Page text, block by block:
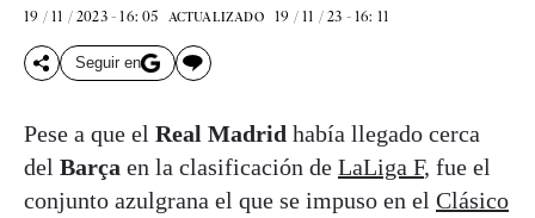
19 / 11 / 2023 - 16: 05 ACTUALIZADO 19 / 11 / 23 - 16: 11
Seguir en
Pese a que el Real Madrid había llegado cerca
del Barça en la clasificación de LaLiga F, fue el
conjunto azulgrana el que se impuso en el Clásico